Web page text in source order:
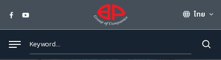
ไทย